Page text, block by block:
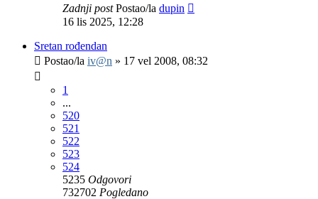
Zadnji postPostao/la dupin
16 lis 2025, 12:28
Sretan rođendan
Postao/la iv@n » 17 vel 2008, 08:32
1
...
520
521
522
523
524
5235 Odgovori
732702 Pogledano